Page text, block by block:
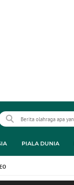
PIALA DUNIA